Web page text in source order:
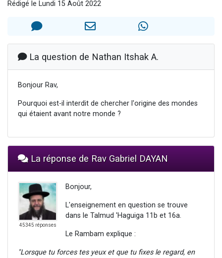
30 personnes viennent de faire un don pour Sauvez la jambe de Yohan
12 nouvelles musiques dans Torah-Box Music
29 personnes viennent de demander une bénédiction
Rédigé le Lundi 15 Août 2022
La question de Nathan Itshak A.
Bonjour Rav,
Pourquoi est-il interdit de chercher l'origine des mondes
qui étaient avant notre monde ?
La réponse de Rav Gabriel DAYAN
45345 réponses
Bonjour,
L'enseignement en question se trouve
dans le Talmud 'Haguiga 11b et 16a.
Le Rambam explique :
"Lorsque tu forces tes yeux et que tu fixes le regard, en